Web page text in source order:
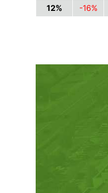
12%
-16%